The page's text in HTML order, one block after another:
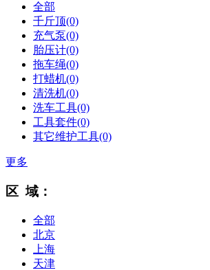
全部
千斤顶(0)
充气泵(0)
胎压计(0)
拖车绳(0)
打蜡机(0)
清洗机(0)
洗车工具(0)
工具套件(0)
其它维护工具(0)
更多
区 域：
全部
北京
上海
天津